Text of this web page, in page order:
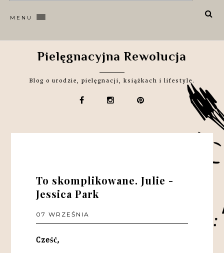
MENU
Pielęgnacyjna Rewolucja
Blog o urodzie, pielęgnacji, książkach i lifestyle.
To skomplikowane. Julie -
Jessica Park
07 WRZEŚNIA
Cześć,